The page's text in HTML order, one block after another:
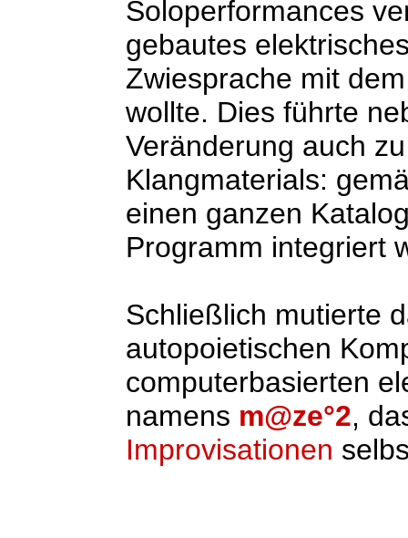
Soloperformances
gebautes
Zwiesprache mit
wollte. Dies führte
Veränderung auch
Klangmaterials:
einen ganzen
Programm integriert
Schließlich mutierte
autopoietischen
computerbasierten
namens m@ze°2,
Improvisationen